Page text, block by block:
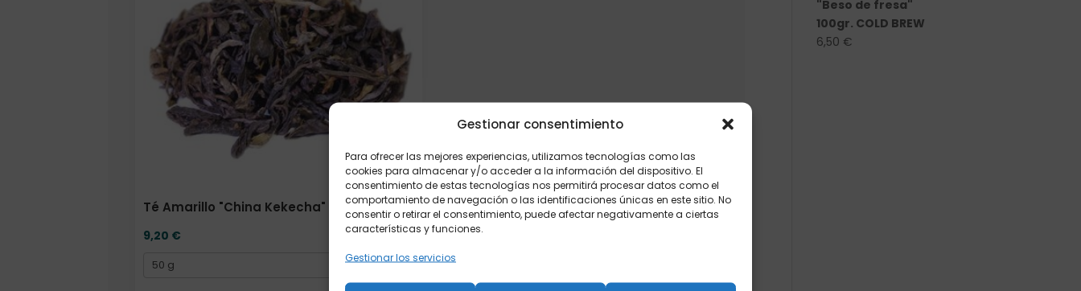
Gestionar consentimiento
Para ofrecer las mejores experiencias, utilizamos tecnologías como las
cookies para almacenar y/o acceder a la información del dispositivo. El
consentimiento de estas tecnologías nos permitirá procesar datos como el
comportamiento de navegación o las identificaciones únicas en este sitio. No
consentir o retirar el consentimiento, puede afectar negativamente a ciertas
características y funciones.
Gestionar los servicios
Té Amarillo "China Kekecha" 50 gramos
9,20 €
"Beso de fresa"
100gr. COLD BREW
6,50 €